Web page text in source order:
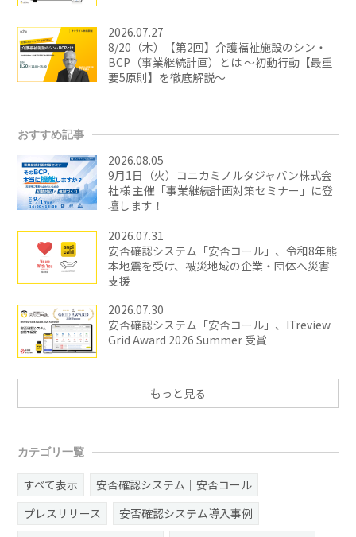
2026.07.27
8/20（木）【第2回】介護福祉施設のシン・
BCP（事業継続計画）とは ～初動行動【最重
要5原則】を徹底解説～
おすすめ記事
2026.08.05
9月1日（火）コニカミノルタジャパン株式会
社様 主催「事業継続計画対策セミナー」に登
壇します！
2026.07.31
安否確認システム「安否コール」、令和8年熊
本地震を受け、被災地域の企業・団体へ災害
支援
2026.07.30
安否確認システム「安否コール」、ITreview
Grid Award 2026 Summer 受賞
もっと見る
カテゴリ一覧
すべて表示
安否確認システム｜安否コール
プレスリリース
安否確認システム導入事例